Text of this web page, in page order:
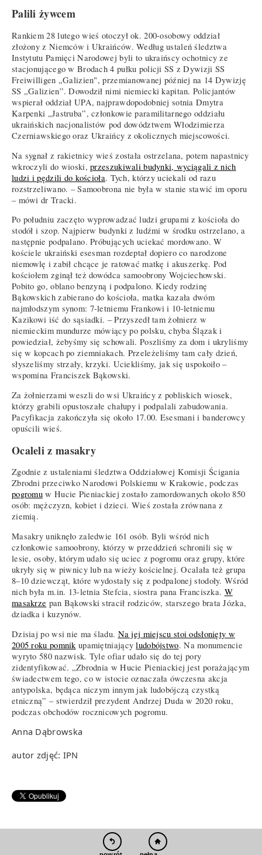
Palili żywcem
Rankiem 28 lutego wieś otoczył ok. 200-osobowy oddział
złożony z Niemców i Ukraińców. Według ustaleń śledztwa
Instytutu Pamięci Narodowej byli to ukraińscy ochotnicy ze
stacjonującego w Brodach 4 pułku policji SS z Dywizji SS
Freiwilligen „Galizien", przemianowanej później na 14 Dywizję
SS „Galizien”. Dowodził nimi niemiecki kapitan. Policjantów
wspierał oddział UPA, najprawdopodobniej sotnia Dmytra
Karpenki „Jastruba”, członkowie paramilitarnego oddziału
ukraińskich nacjonalistów pod dowództwem Włodzimierza
Czerniawskiego oraz Ukraińcy z okolicznych miejscowości.
Na sygnał z rakietnicy wieś została ostrzelana, potem napastnicy
wkroczyli do wioski,przeszukiwali budynki, wyciągali z nich
ludzi i pędzili do kościoła. Tych, którzy uciekali od razu
rozstrzeliwano. – Samoobrona nie była w stanie stawić im oporu
– mówi dr Tracki.
Po południu zaczęto wyprowadzać ludzi grupami z kościoła do
stodół i szop. Najpierw budynki z ludźmi w środku ostrzelano, a
następnie podpalano. Próbujących uciekać mordowano. W
kościele ukraiński esesman rozdeptał dopiero co narodzone
niemowlę i zabił chcące je ratować matkę i akuszerkę. Pod
kościołem zginął też dowódca samoobrony Wojciechowski.
Pobito go, oblano benzyną i podpalono. Kiedy rodzinę
Bąkowskich zabierano do kościoła, matka kazała dwóm
najmłodszym synom: 7-letniemu Frankowi i 10-letniemu
Kazikowi iść do sąsiadki. – Przyszedł tam żołnierz w
niemieckim mundurze mówiący po polsku, chyba Ślązak i
powiedział, żebyśmy się schowali. Poszliśmy za dom i ukryliśmy
się w kopcach po ziemniakach. Przeleżeliśmy tam cały dzień,
słyszeliśmy strzały, krzyki. Uciekliśmy, jak się uspokoiło –
wspomina Franciszek Bąkowski.
Za żołnierzami weszli do wsi Ukraińcy z pobliskich wiosek,
którzy grabili opustoszałe chałupy i podpalali zabudowania.
Pacyfikacja zakończyła się około 17.00. Esesmani i banderowcy
opuścili wieś.
Ocaleli z masakry
Zgodnie z ustaleniami śledztwa Oddziałowej Komisji Ścigania
Zbrodni przeciwko Narodowi Polskiemu w Krakowie, podczas
pogromu w Hucie Pieniackiej zostało zamordowanych około 850
osób: mężczyzn, kobiet i dzieci. Wieś została zrównana z
ziemią.
Masakry uniknęło zaledwie 161 osób. Byli wśród nich
członkowie samoobrony, którzy w przeddzień schronili się w
lesie, osoby, którym udało się uciec z pogromu oraz grupy, które
ukryły się w piwnicy lub na wieży kościelnej. Ocalała też grupa
8–10 dziewcząt, które wydostały się z podpalonej stodoły. Wśród
nich była m.in. 13-letnia Stefcia, siostra pana Franciszka. W
masakrze pan Bąkowski stracił rodziców, starszego brata Józka,
dziadka i kuzynów.
Dzisiaj po wsi nie ma śladu. Na jej miejscu stoi odsłonięty w
2005 roku pomnik upamiętniającyludobójstwo. Na monumencie
wyryto 580 nazwisk. Tyle ofiar udało się do tej pory
zidentyfikować. „Zbrodnia w Hucie Pieniackiej jest porażającym
świadectwem tego, co w istocie oznaczała ówczesna akcja
antypolska, będąca niczym innym jak ludobójczą czystką
etniczną” – stwierdził prezydent Andrzej Duda w 2020 roku,
podczas obchodów rocznicowych pogromu.
Anna Dąbrowska
autor zdjęć: IPN